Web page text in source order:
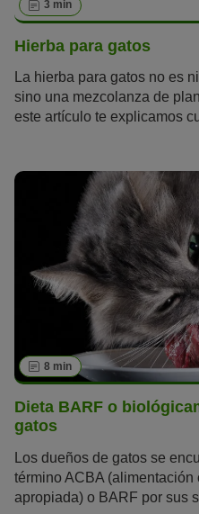
3 min
Hierba para gatos
La hierba para gatos no es
sino una mezcolanza de
este artículo te explicamos
8 min
Dieta BARF o
gatos
Los dueños de gatos se
término ACBA
apropiada) o BARF por sus